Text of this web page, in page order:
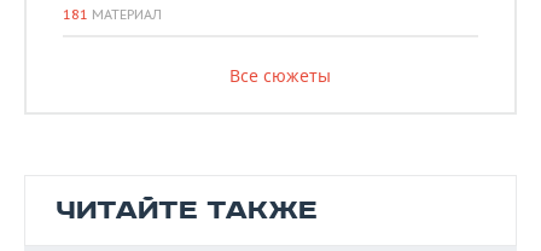
181 МАТЕРИАЛ
Все сюжеты
ЧИТАЙТЕ ТАКЖЕ